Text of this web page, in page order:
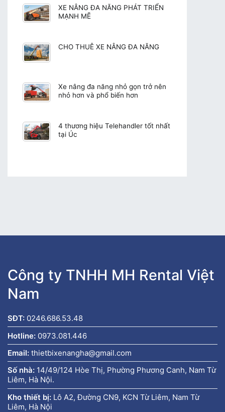
XE NÂNG ĐA NĂNG PHÁT TRIỂN
MẠNH MẼ
CHO THUÊ XE NÂNG ĐA NĂNG
Xe nâng đa năng nhỏ gọn trở nên
nhỏ hơn và phổ biến hơn
4 thương hiệu Telehandler tốt nhất
tại Úc
Công ty TNHH MH Rental Việt
Nam
SĐT: 0246.686.53.48
Hotline: 0973.081.446
Email: thietbixenangha@gmail.com
Số nhà: 14/49/124 Hòe Thị, Phường Phương Canh, Nam Từ
Liêm, Hà Nội.
Kho thiết bị: Lô A2, Đường CN9, KCN Từ Liêm, Nam Từ
Liêm, Hà Nội